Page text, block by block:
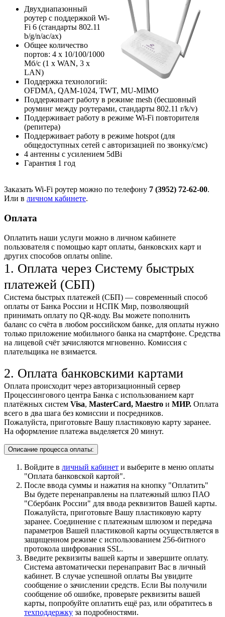
Двухдиапазонный
роутер с поддержкой Wi-
Fi 6 (стандарты 802.11
b/g/n/ac/ax)
Общее количество
портов: 4 х 10/100/1000
Мб/с (1 x WAN, 3 x
LAN)
Поддержка технологий:
OFDMA, QAM-1024, TWT, MU-MIMO
Поддерживает работу в режиме mesh (бесшовный
роуминг между роутерами, стандарты 802.11 r/k/v)
Поддерживает работу в режиме Wi-Fi повторителя
(репитера)
Поддерживает работу в режиме hotspot (для
общедоступных сетей с авторизацией по звонку/смс)
4 антенны с усилением 5dBi
Гарантия 1 год
Заказать Wi-Fi роутер можно по телефону 7 (3952) 72-62-00.
Или в личном кабинете.
Оплата
Оплатить наши услуги можно в личном кабинете
пользователя с помощью карт оплаты, банковских карт и
других способов оплаты online.
1. Оплата через Систему быстрых
платежей (СБП)
Система быстрых платежей (СБП) — современный способ
оплаты от Банка России и НСПК Мир, позволяющий
принимать оплату по QR-коду. Вы можете пополнить
баланс со счёта в любом российском банке, для оплаты нужно
только приложение мобильного банка на смартфоне. Средства
на лицевой счёт зачисляются мгновенно. Комиссия с
плательщика не взимается.
2. Оплата банковскими картами
Оплата происходит через авторизационный сервер
Процессингового центра Банка с использованием карт
платёжных систем Visa, MasterCard, Maestro и МИР. Оплата
всего в два шага без комиссии и посредников.
Пожалуйста, приготовьте Вашу пластиковую карту заранее.
На оформление платежа выделяется 20 минут.
Описание процесса оплаты:
Войдите в личный кабинет и выберите в меню оплаты
"Оплата банковской картой".
После ввода суммы и нажатия на кнопку "Оплатить"
Вы будете перенаправлены на платежный шлюз ПАО
"Сбербанк России" для ввода реквизитов Вашей карты.
Пожалуйста, приготовьте Вашу пластиковую карту
заранее. Соединение с платежным шлюзом и передача
параметров Вашей пластиковой карты осуществляется в
защищенном режиме с использованием 256-битного
протокола шифрования SSL.
Введите реквизиты вашей карты и завершите оплату.
Система автоматически перенаправит Вас в личный
кабинет. В случае успешной оплаты Вы увидите
сообщение о зачислении средств. Если Вы получили
сообщение об ошибке, проверьте реквизиты вашей
карты, попробуйте оплатить ещё раз, или обратитесь в
техподдержку за подробностями.